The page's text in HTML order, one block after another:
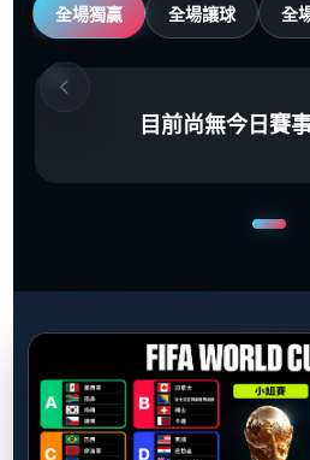
全場獨贏 全場讓球 全
目前尚無今日賽